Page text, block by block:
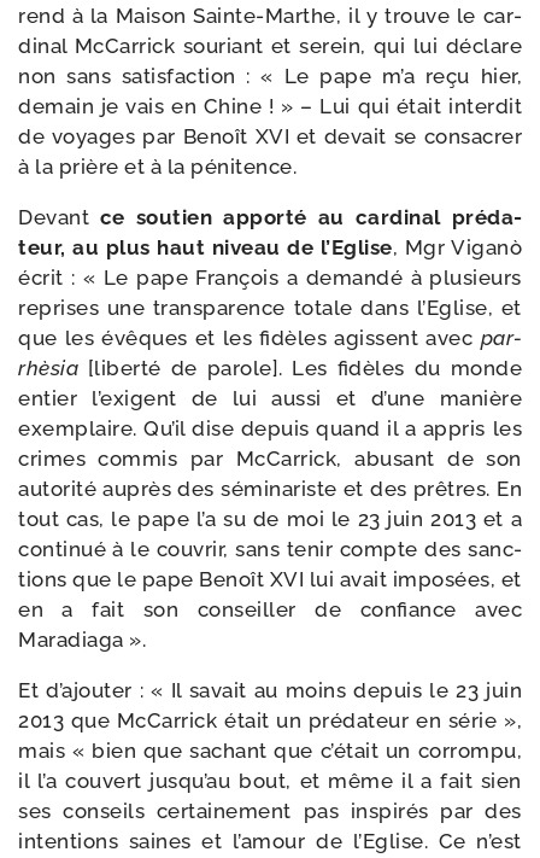
rend à la Maison Sainte-​Marthe, il y trouve le car­
di­nal McCarrick sou­riant et serein, qui lui déclare
non sans satis­fac­tion : « Le pape m’a reçu hier,
demain je vais en Chine ! » – Lui qui était inter­dit
de voyages par Benoît XVI et devait se consa­crer
à la prière et à la pénitence.
Devant ce sou­tien appor­té au car­di­nal pré­da­
teur, au plus haut niveau de l’Eglise, Mgr Viganò
écrit : « Le pape François a deman­dé à plu­sieurs
reprises une trans­pa­rence totale dans l’Eglise, et
que les évêques et les fidèles agissent avec par­
rhè­sia [liber­té de parole]. Les fidèles du monde
entier l’exigent de lui aus­si et d’une manière
exem­plaire. Qu’il dise depuis quand il a appris les
crimes com­mis par McCarrick, abu­sant de son
auto­ri­té auprès des sémi­na­riste et des prêtres. En
tout cas, le pape l’a su de moi le 23 juin 2013 et a
conti­nué à le cou­vrir, sans tenir compte des sanc­
tions que le pape Benoît XVI lui avait impo­sées, et
en a fait son conseiller de confiance avec
Maradiaga ».
Et d’ajouter : « Il savait au moins depuis le 23 juin
2013 que McCarrick était un pré­da­teur en série »,
mais « bien que sachant que c’était un cor­rom­pu,
il l’a cou­vert jusqu’au bout, et même il a fait sien
ses conseils cer­tai­ne­ment pas ins­pi­rés par des
inten­tions saines et l’amour de l’Eglise. Ce n’est